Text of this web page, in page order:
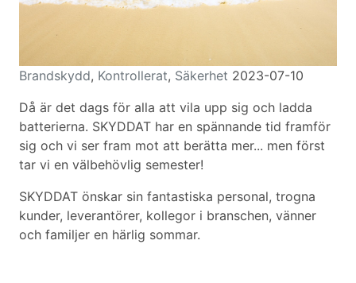
Brandskydd, Kontrollerat, Säkerhet 2023-07-10
Då är det dags för alla att vila upp sig och ladda
batterierna. SKYDDAT har en spännande tid framför
sig och vi ser fram mot att berätta mer... men först
tar vi en välbehövlig semester!
SKYDDAT önskar sin fantastiska personal, trogna
kunder, leverantörer, kollegor i branschen, vänner
och familjer en härlig sommar.